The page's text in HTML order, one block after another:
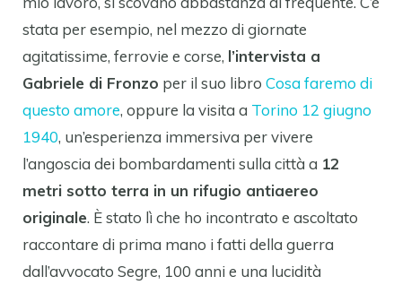
stata per esempio, nel mezzo di giornate
agitatissime, ferrovie e corse, l’intervista a
Gabriele di Fronzo per il suo libro Cosa faremo di
questo amore, oppure la visita a Torino 12 giugno
1940, un’esperienza immersiva per vivere
l’angoscia dei bombardamenti sulla città a 12
metri sotto terra in un rifugio antiaereo
originale. È stato lì che ho incontrato e ascoltato
raccontare di prima mano i fatti della guerra
dall’avvocato Segre, 100 anni e una lucidità